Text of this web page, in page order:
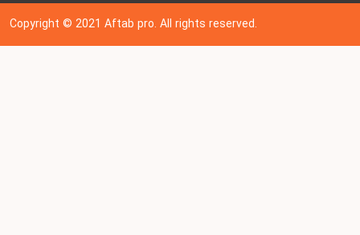
Copyright © 202 1Aftab pro. All rights reserved.